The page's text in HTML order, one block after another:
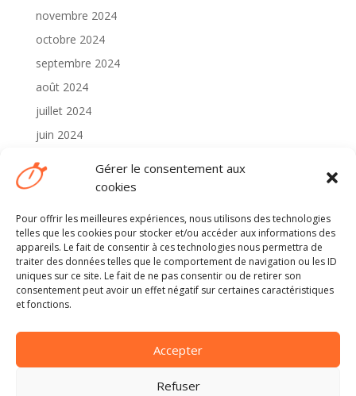
Gérer le consentement aux
cookies
Pour offrir les meilleures expériences, nous utilisons des technologies
telles que les cookies pour stocker et/ou accéder aux informations des
appareils. Le fait de consentir à ces technologies nous permettra de
traiter des données telles que le comportement de navigation ou les ID
uniques sur ce site. Le fait de ne pas consentir ou de retirer son
consentement peut avoir un effet négatif sur certaines caractéristiques
et fonctions.
Accepter
Refuser
novembre 2024
octobre 2024
septembre 2024
août 2024
juillet 2024
juin 2024
mai 2024
avril 2024
Catégories
2024
Non classé
Méta
Connexion